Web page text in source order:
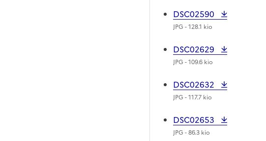
DSC02590
JPG - 128.1 kio
DSC02629
JPG - 109.6 kio
DSC02632
JPG - 117.7 kio
DSC02653
JPG - 86.3 kio